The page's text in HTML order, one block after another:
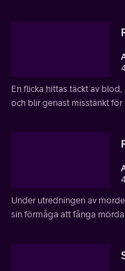
En flicka hittas täckt av
och blir genast misstänkt
Under utredningen av
sin förmåga att fånga